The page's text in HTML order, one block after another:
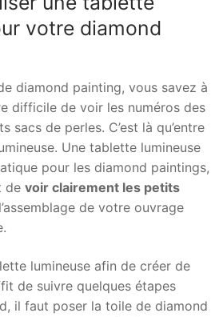
votre diamond
diamond painting, vous savez à
difficile de voir les numéros des
sacs de perles. C’est là qu’entre
Une tablette lumineuse
pour les diamond paintings,
de voir clairement les petits
de votre ouvrage
lumineuse afin de créer de
de suivre quelques étapes
il faut poser la toile de diamond